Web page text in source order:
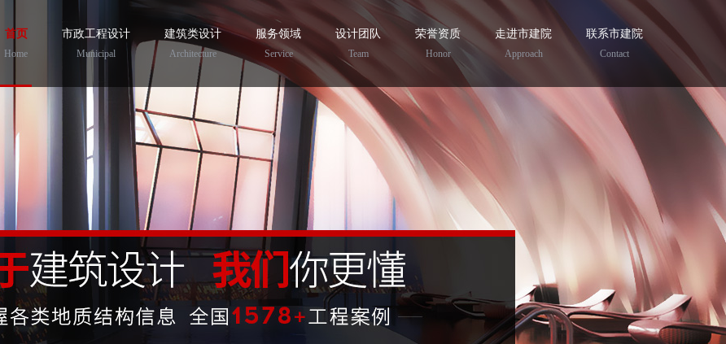
首页
Home
市政工程设计
Municipal
建筑类设计
Architecture
服务领域
Service
设计团队
Team
荣誉资质
Honor
走进市建院
Approach
联系市建院
Contact